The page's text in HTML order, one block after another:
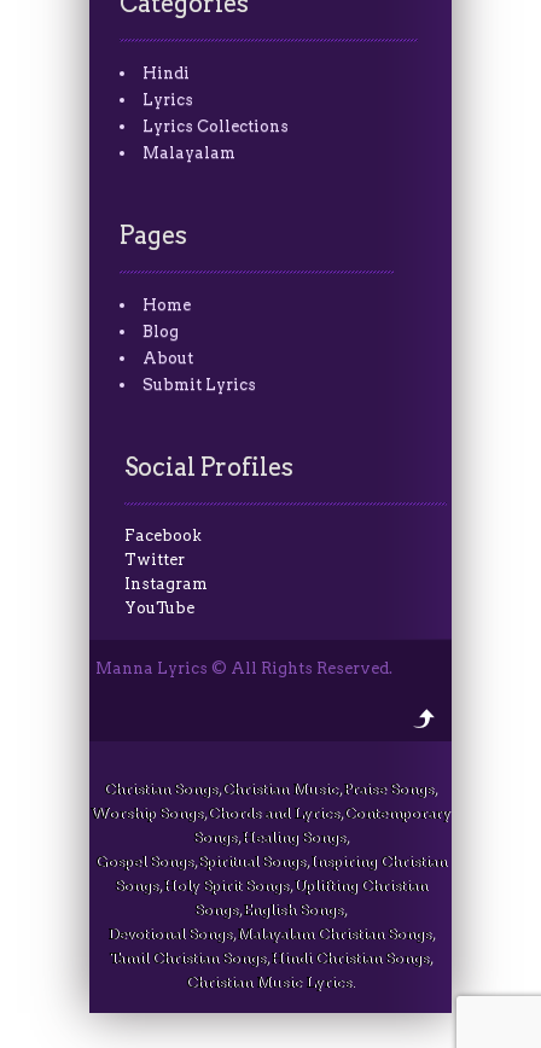
Hindi
Lyrics
Lyrics Collections
Malayalam
Pages
Home
Blog
About
Submit Lyrics
Social Profiles
Facebook
Twitter
Instagram
YouTube
Manna Lyrics © All Rights Reserved.
Christian Songs, Christian Music, Praise Songs,
Worship Songs, Chords and Lyrics, Contemporary
Songs, Healing Songs,
Gospel Songs, Spiritual Songs, Inspiring Christian
Songs, Holy Spirit Songs, Uplifting Christian
Songs, English Songs,
Devotional Songs, Malayalam Christian Songs,
Tamil Christian Songs, Hindi Christian Songs,
Christian Music Lyrics.